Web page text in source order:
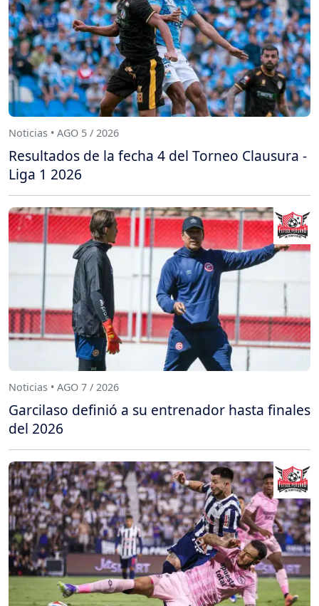
Noticias • AGO 5 / 2026
Resultados de la fecha 4 del Torneo Clausura -
Liga 1 2026
Noticias • AGO 7 / 2026
Garcilaso definió a su entrenador hasta finales
del 2026